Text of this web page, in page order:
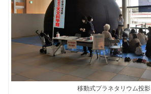
移動式プラネタリウム投影